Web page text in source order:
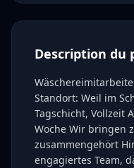
Description du
Standort: Weil im
Tagschicht, Vollzeit
Woche Wir bringen
zusammengehört
engagiertes Team,